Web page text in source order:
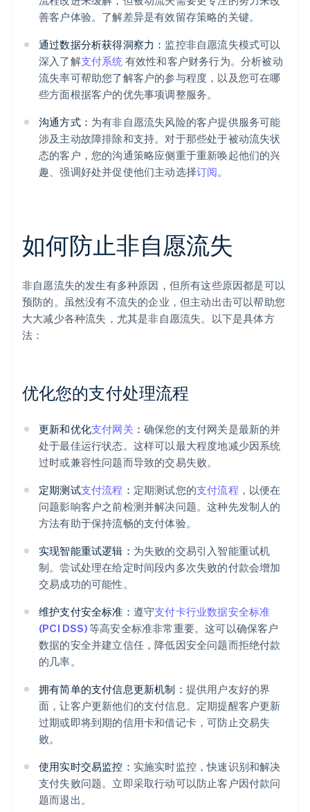
善客户体验。了解差异是有效留存策略的关键。
通过数据分析获得洞察力： 监控非自愿流失模式可以
深入了解支付系统 有效性和客户财务行为。分析被动
流失率可帮助您了解客户的参与程度，以及您可在哪
些方面根据客户的优先事项调整服务。
沟通方式： 为有非自愿流失风险的客户提供服务可能
涉及主动故障排除和支持。对于那些处于被动流失状
态的客户，您的沟通策略应侧重于重新唤起他们的兴
趣、强调好处并促使他们主动选择订阅。
如何防止非自愿流失
非自愿流失的发生有多种原因，但所有这些原因都是可以
预防的。虽然没有不流失的企业，但主动出击可以帮助您
大大减少各种流失，尤其是非自愿流失。以下是具体方
法：
优化您的支付处理流程
更新和优化支付网关 ：确保您的支付网关是最新的并
处于最佳运行状态。这样可以最大程度地减少因系统
过时或兼容性问题而导致的交易失败。
定期测试支付流程 ： 定期测试您的支付流程 ，以便在
问题影响客户之前检测并解决问题。这种先发制人的
方法有助于保持流畅的支付体验。
实现智能重试逻辑： 为失败的交易引入智能重试机
制。尝试处理在给定时间段内多次失败的付款会增加
交易成功的可能性。
维护支付安全标准： 遵守支付卡行业数据安全标准
(PCI DSS)等高安全标准非常重要。这可以确保客户
数据的安全并建立信任，降低因安全问题而拒绝付款
的几率。
拥有简单的支付信息更新机制： 提供用户友好的界
面，让客户更新他们的支付信息。定期提醒客户更新
过期或即将到期的信用卡和借记卡，可防止交易失
败。
使用实时交易监控： 实施实时监控，快速识别和解决
支付失败问题。立即采取行动可以防止客户因付款问
题而退出。